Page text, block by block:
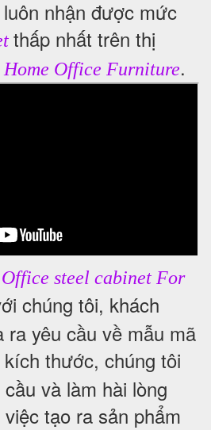
nhận được mức
thấp nhất trên thị
Home Office Furniture.
Office steel cabinet For
chúng tôi, khách
ra yêu cầu về mẫu mã
kích thước, chúng tôi
và làm hài lòng
tạo ra sản phẩm